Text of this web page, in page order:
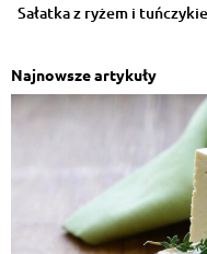
Sałatka z ryżem i
Najnowsze artykuły